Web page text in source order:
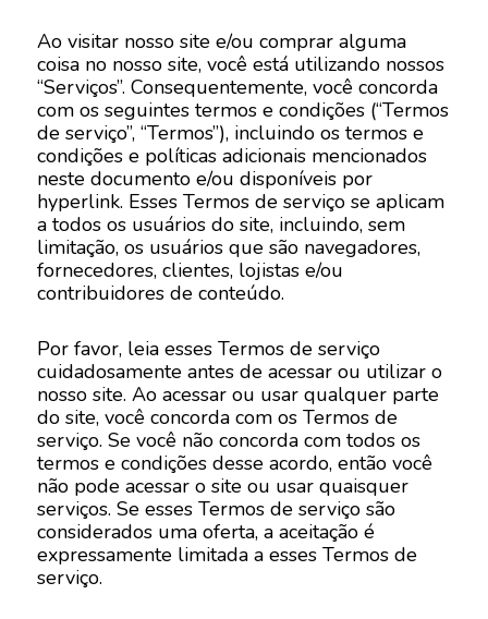
Ao visitar nosso site e/ou comprar alguma
coisa no nosso site, você está utilizando nossos
“Serviços”. Consequentemente, você concorda
com os seguintes termos e condições (“Termos
de serviço”, “Termos”), incluindo os termos e
condições e políticas adicionais mencionados
neste documento e/ou disponíveis por
hyperlink. Esses Termos de serviço se aplicam
a todos os usuários do site, incluindo, sem
limitação, os usuários que são navegadores,
fornecedores, clientes, lojistas e/ou
contribuidores de conteúdo.
Por favor, leia esses Termos de serviço
cuidadosamente antes de acessar ou utilizar o
nosso site. Ao acessar ou usar qualquer parte
do site, você concorda com os Termos de
serviço. Se você não concorda com todos os
termos e condições desse acordo, então você
não pode acessar o site ou usar quaisquer
serviços. Se esses Termos de serviço são
considerados uma oferta, a aceitação é
expressamente limitada a esses Termos de
serviço.